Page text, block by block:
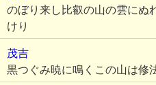
のぼり来し比叡の山の雲にぬ
けり
茂吉
黒つぐみ暁に鳴くこの山は修